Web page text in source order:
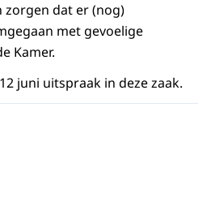
dat er (nog)
met gevoelige
Kamer.
juni uitspraak in deze zaak.